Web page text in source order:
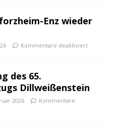
Enz wieder
Kommentare deaktiviert
des 65.
Dillweißenstein
2026
Kommentare